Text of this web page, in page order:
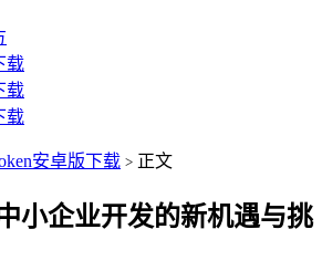
载
载
载
安卓版下载 > 正文
小企业开发的新机遇与挑